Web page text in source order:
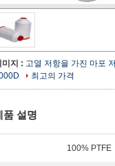
미지 : 고열 저항을 가진 마포
최고의 가격
품 설명
100% PTFE